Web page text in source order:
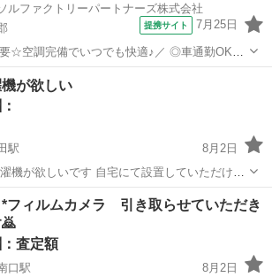
ルファクトリーパートナーズ株式会社
提携サイト 7月25日
☆空調完備でいつでも快適♪／ ◎車通勤OK！
粧品の原料計量や設備への原料投入を担当し
ルームで清潔＆一定の気温・湿度で働きやす
＆...
分け
が欲しい
駅
8月2日
自宅にて設置していただける
勢田駅 買いたい/ください
*フィルムカメラ 引き取らせていただき
査定額
口駅
8月2日